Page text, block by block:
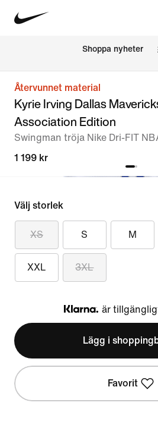
Shoppa nyheter
Återvunnet material
Kyrie Irving Dallas
Association Edition
Swingman tröja Nike Dri-FIT
1 199 kr
Välj storlek
XS S M
XXL 3XL
Klarna
är
Lägg i
Favorit